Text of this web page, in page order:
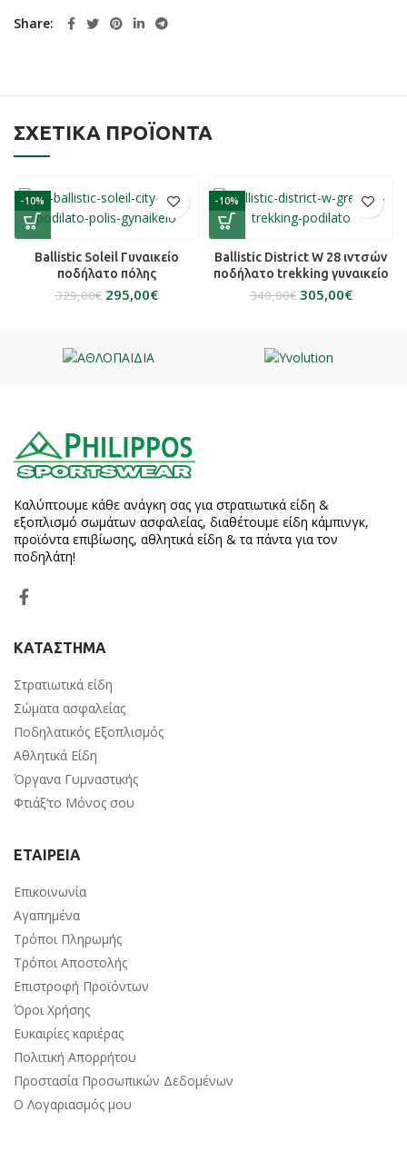
Share
ΣΧΕΤΙΚΆ ΠΡΟΪΌΝΤΑ
-10%
Ballistic Soleil Γυναικείο
ποδήλατο πόλης
329,00€ 295,00€
-10%
Ballistic District W 28 ιντσών
ποδήλατο trekking γυναικείο
340,00€ 305,00€
Καλύπτουμε κάθε ανάγκη σας για στρατιωτικά είδη &
εξοπλισμό σωμάτων ασφαλείας, διαθέτουμε είδη κάμπινγκ,
προϊόντα επιβίωσης, αθλητικά είδη & τα πάντα για τον
ποδηλάτη!
ΚΑΤΑΣΤΗΜΑ
Στρατιωτικά είδη
Σώματα ασφαλείας
Ποδηλατικός Εξοπλισμός
Αθλητικά Είδη
Όργανα Γυμναστικής
Φτιάξ’το Μόνος σου
ΕΤΑΙΡΕΙΑ
Επικοινωνία
Αγαπημένα
Τρόποι Πληρωμής
Τρόποι Αποστολής
Επιστροφή Προϊόντων
Όροι Χρήσης
Ευκαιρίες καριέρας
Πολιτική Απορρήτου
Προστασία Προσωπικών Δεδομένων
Ο Λογαριασμός μου